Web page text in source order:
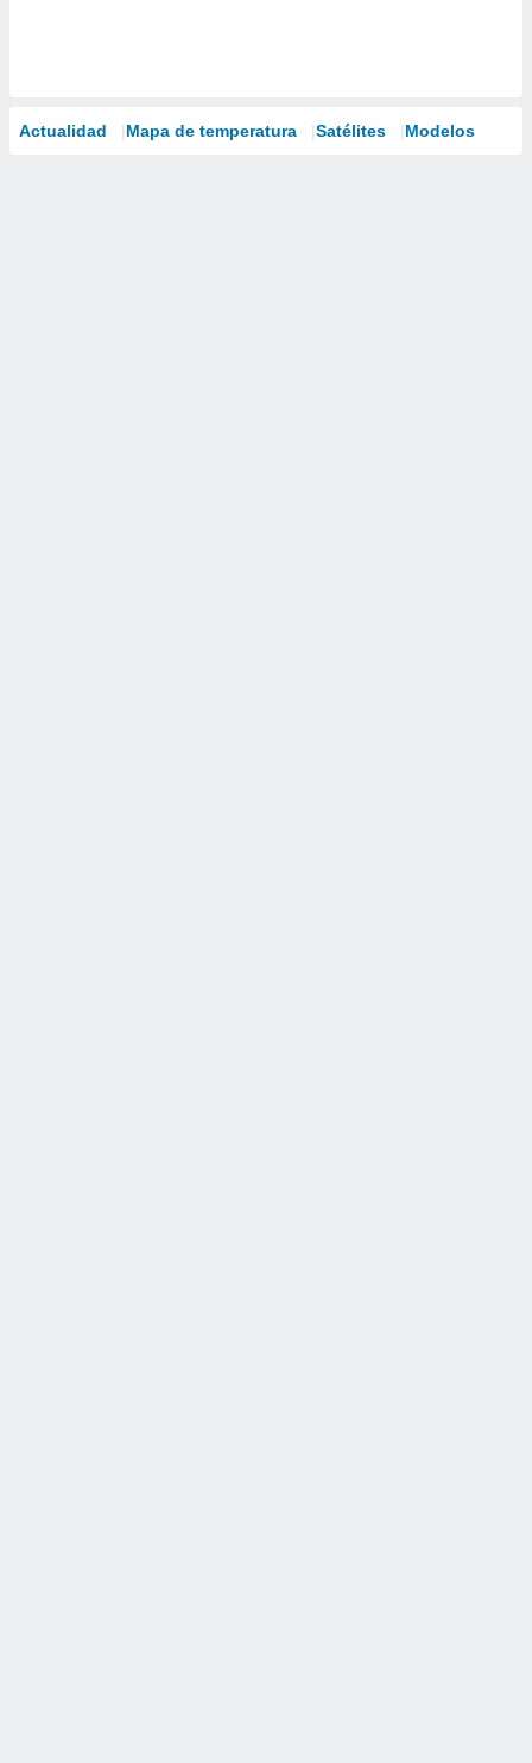
Actualidad Mapa de temperatura Satélites Modelos